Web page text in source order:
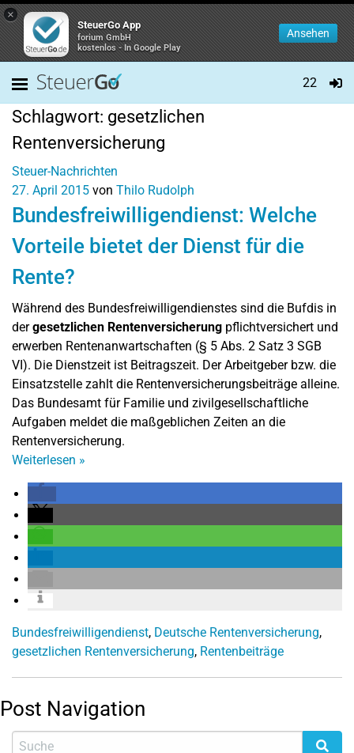
×
SteuerGo App
forium GmbH
kostenlos - In Google Play
Ansehen
22
Schlagwort: gesetzlichen
Rentenversicherung
Steuer-Nachrichten
27. April 2015 von Thilo Rudolph
Bundesfreiwilligendienst: Welche
Vorteile bietet der Dienst für die
Rente?
Während des Bundesfreiwilligendienstes sind die Bufdis in
dergesetzlichen Rentenversicherung pflichtversichert und
erwerben Rentenanwartschaften (§ 5 Abs. 2 Satz 3 SGB
VI). Die Dienstzeit ist Beitragszeit. Der Arbeitgeber bzw. die
Einsatzstelle zahlt die Rentenversicherungsbeiträge alleine.
Das Bundesamt für Familie und zivilgesellschaftliche
Aufgaben meldet die maßgeblichen Zeiten an die
Rentenversicherung.
Weiterlesen »
Bundesfreiwilligendienst, Deutsche Rentenversicherung,
gesetzlichen Rentenversicherung, Rentenbeiträge
Post Navigation